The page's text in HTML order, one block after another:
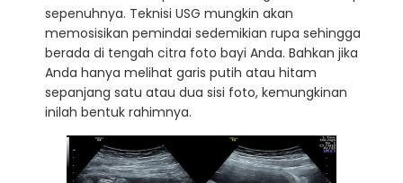
sepenuhnya. Teknisi USG mungkin akan
memosisikan pemindai sedemikian rupa sehingga
berada di tengah citra foto bayi Anda. Bahkan jika
Anda hanya melihat garis putih atau hitam
sepanjang satu atau dua sisi foto, kemungkinan
inilah bentuk rahimnya.